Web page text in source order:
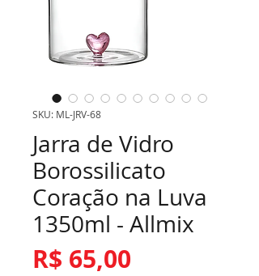
SKU: ML-JRV-68
Jarra de Vidro
Borossilicato
Coração na Luva
1350ml - Allmix
R$ 65,00